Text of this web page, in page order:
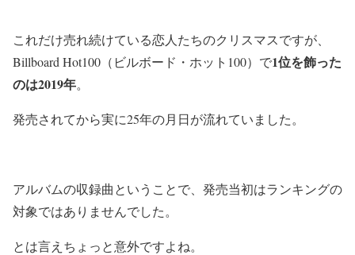
これだけ売れ続けている恋人たちのクリスマスですが、
Billboard Hot100（ビルボード・ホット100）で1位を飾った
のは2019年。
発売されてから実に25年の月日が流れていました。
アルバムの収録曲ということで、発売当初はランキングの
対象ではありませんでした。
とは言えちょっと意外ですよね。